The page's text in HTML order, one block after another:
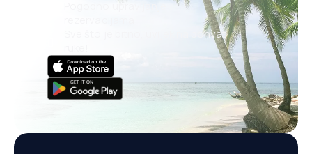
Sve što je bitno, uvijek na dohvat